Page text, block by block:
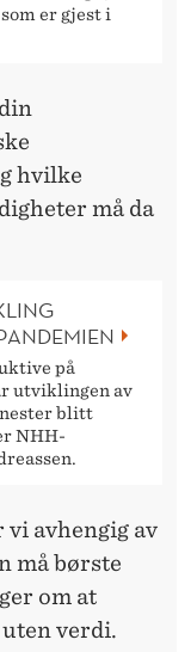
er gjest i
hvilke
må da
på
utviklingen av
blitt
NHH-
avhengig av
må børste
om at
verdi.